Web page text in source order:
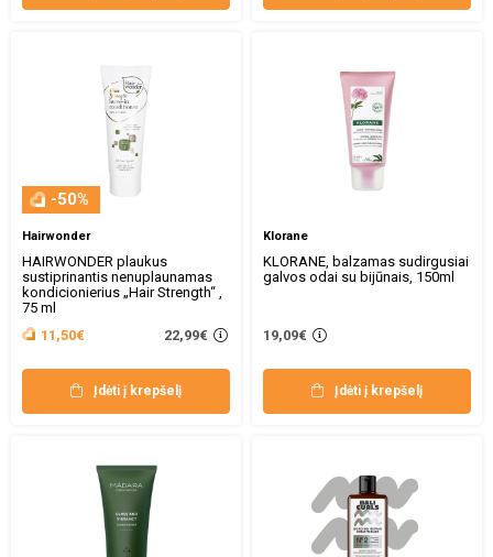
-50%
Hairwonder
HAIRWONDER plaukus
sustiprinantis nenuplaunamas
kondicionierius „Hair Strength“ ,
75 ml
11,50€
22,99€
Įdėti į krepšelį
Klorane
KLORANE, balzamas sudirgusiai
galvos odai su bijūnais, 150ml
19,09€
Įdėti į krepšelį